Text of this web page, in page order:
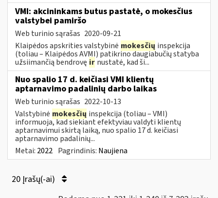
VMI: akcininkams butus pastatė, o mokesčius
valstybei pamiršo
Web turinio sąrašas 2020-09-21
Klaipėdos apskrities valstybinė mokesčių inspekcija
(toliau – Klaipėdos AVMI) patikrino daugiabučių statyba
užsiimančią bendrovę ir nustatė, kad ši...
Nuo spalio 17 d. keičiasi VMI klientų
aptarnavimo padalinių darbo laikas
Web turinio sąrašas 2022-10-13
Valstybinė mokesčių inspekcija (toliau – VMI)
informuoja, kad siekiant efektyviau valdyti klientų
aptarnavimui skirtą laiką, nuo spalio 17 d. keičiasi
aptarnavimo padalinių...
Metai: 2022 Pagrindinis: Naujiena
20 Įrašų(-ai)